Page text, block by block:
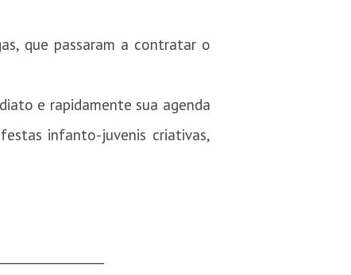
que passaram a contratar o
e rapidamente sua agenda
infanto-juvenis criativas,